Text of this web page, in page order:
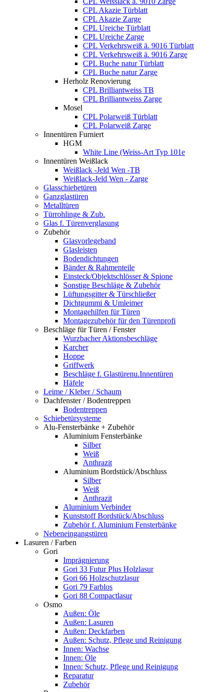
CPL Akazie Türblatt
CPL Akazie Zarge
CPL Ureiche Türblatt
CPL Ureiche Zarge
CPL Verkehrsweiß ä. 9016 Türblatt
CPL Verkehrsweiß ä. 9016 Zarge
CPL Buche natur Türblatt
CPL Buche natur Zarge
Herholz Renovierung
CPL Brilliantweiss TB
CPL Brilliantweiss Zarge
Mosel
CPL Polarweiß Türblatt
CPL Polarweiß Zarge
Innentüren Furniert
HGM
White Line (Weiss-Art Typ 101e
Innentüren Weißlack
Weißlack -Jeld Wen -TB
Weißlack-Jeld Wen - Zarge
Glasschiebetüren
Ganzglastüren
Metalltüren
Türrohlinge & Zub.
Glas f. Türenverglasung
Zubehör
Glasvorlegeband
Glasleisten
Bodendichtungen
Bänder & Rahmenteile
Einsteck/Objektschlösser & Spione
Sonstige Beschläge & Zubehör
Lüftungsgitter & Türschließer
Dichtgummi & Umleimer
Montagehilfen für Türen
Montagezubehör für den Türenprofi
Beschläge für Türen / Fenster
Wurzbacher Aktionsbeschläge
Karcher
Hoppe
Griffwerk
Beschläge f. Glastürenu.Innentüren
Häfele
Leime / Kleber / Schaum
Dachfenster / Bodentreppen
Bodentreppen
Schiebetürsysteme
Alu-Fensterbänke + Zubehör
Aluminium Fensterbänke
Silber
Weiß
Anthrazit
Aluminium Bordstück/Abschluss
Silber
Weiß
Anthrazit
Aluminium Verbinder
Kunststoff Bordstück/Abschluss
Zubehör f. Aluminium Fensterbänke
Nebeneingangstüren
Lasuren / Farben
Gori
Imprägnierung
Gori 33 Futur Plus Holzlasur
Gori 66 Holzschutzlasur
Gori 79 Farblos
Gori 88 Compactlasur
Osmo
Außen: Öle
Außen: Lasuren
Außen: Deckfarben
Außen: Schutz, Pflege und Reinigung
Innen: Wachse
Innen: Öle
Innen: Schutz, Pflege und Reinigung
Reparatur
Zubehör